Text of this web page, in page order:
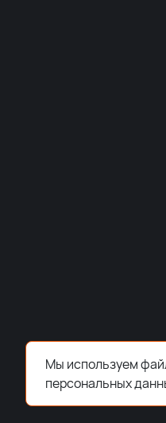
Мы используем
персональных